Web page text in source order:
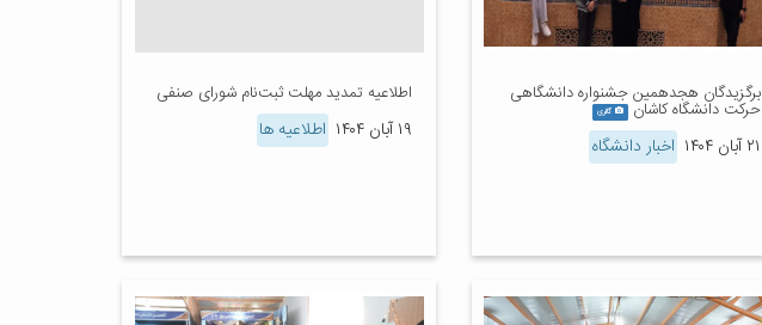
برگزیدگان هجدهمین جشنواره دانشگاهی
حرکت دانشگاه کاشان گالری
۲۱ آبان ۱۴۰۴ اخبار دانشگاه
اطلاعیه تمدید مهلت ثبت‌نام شورای صنفی
۱۹ آبان ۱۴۰۴ اطلاعیه ها